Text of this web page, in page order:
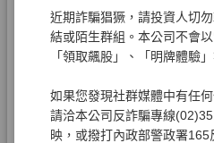
近期詐騙猖獗，請投資人切
結或陌生群組。本公司不會
「領取飆股」、「明牌體驗」
如果您發現社群媒體中有任
請洽本公司反詐騙專線
映，或撥打內政部警政署